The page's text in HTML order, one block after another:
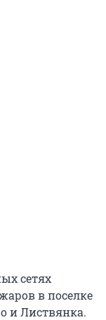
сетях
в поселке
и Листвянка.